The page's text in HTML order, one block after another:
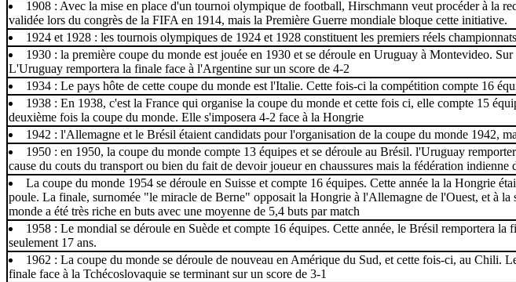
1908 : Avec la mise en place d'un tournoi olympique de football, Hirschmann veut procéder à la
validée lors du congrès de la FIFA en 1914, mais la Première Guerre mondiale bloque cette initiative.
1924 et 1928 : les tournois olympiques de 1924 et 1928 constituent les premiers réels
1930 : la première coupe du monde est jouée en 1930 et se déroule en Uruguay à Montevideo.
L'Uruguay remportera la finale face à l'Argentine sur un score de 4-2
1934 : Le pays hôte de cette coupe du monde est l'Italie. Cette fois-ci la compétition compte 16
1938 : En 1938, c'est la France qui organise la coupe du monde et cette fois ci, elle compte 15
deuxième fois la coupe du monde. Elle s'imposera 4-2 face à la Hongrie
1942 : l'Allemagne et le Brésil étaient candidats pour l'organisation de la coupe du monde 1942,
1950 : en 1950, la coupe du monde compte 13 équipes et se déroule au Brésil. l'Uruguay
cause du couts du transport ou bien du fait de devoir joueur en chaussures mais la fédération
La coupe du monde 1954 se déroule en Suisse et compte 16 équipes. Cette année la la Hongrie
poule. La finale, surnomée "le miracle de Berne" opposait la Hongrie à l'Allemagne de l'Ouest, et à
monde a été très riche en buts avec une moyenne de 5,4 buts par match
1958 : Le mondial se déroule en Suède et compte 16 équipes. Cette année, le Brésil remportera
seulement 17 ans.
1962 : La coupe du monde se déroule de nouveau en Amérique du Sud, et cette fois-ci, au Chili.
finale face à la Tchécoslovaquie se terminant sur un score de 3-1